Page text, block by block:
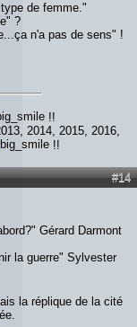
de femme."
?
n'a pas de sens" !
!!
2014, 2015, 2016,
!!
#14
Gérard Darmont
la guerre" Sylvester
la réplique de la cité